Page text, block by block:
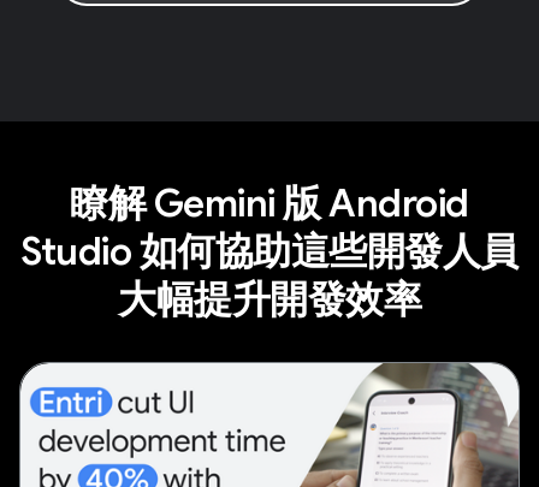
瞭解 Gemini 版 Android
Studio 如何協助這些開發人員
大幅提升開發效率